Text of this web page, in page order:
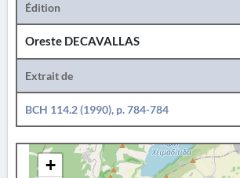
Édition
Oreste DECAVALLAS
Extrait de
BCH 114.2 (1990), p. 784-784
+